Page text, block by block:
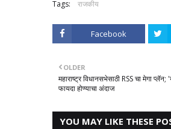
Tags: राजकीय
Facebook
OLDER
महाराष्ट्र विधानसभेसाठी RSS चा मेगा
फायदा होण्याचा अंदाज
YOU MAY LIKE THESE